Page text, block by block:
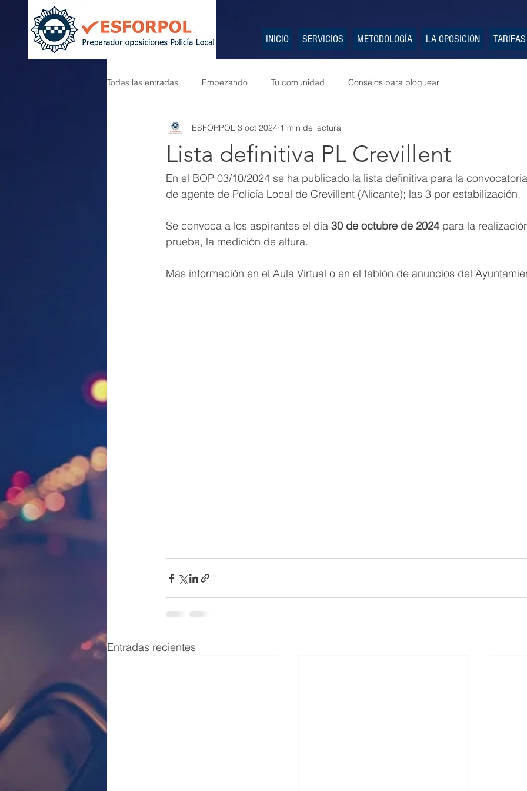
INICIO SERVICIOS METODOLOGÍA LA OPOSICIÓN TARIFAS
Todas las entradas Empezando Tu comunidad Consejos para bloguear
Lista definitiva PL Crevillent
ESFORPOL 3 oct 2024 1 min de lectura
En el BOP 03/10/2024 se ha publicado la lista definitiva para la
de agente de Policía Local de Crevillent (Alicante); las 3 por estabilización.
Se convoca a los aspirantes el día 30 de octubre de 2024 para la
prueba, la medición de altura.
Más información en el Aula Virtual o en el tablón de anuncios del
Entradas recientes